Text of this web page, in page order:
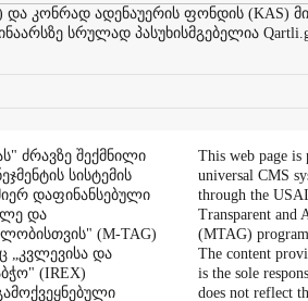
კონრად ადენაუერის ფონდის (KAS)
სრულად პასუხისმგებელია
ძრავზე შექმნილი
სისტემის
დაფინანსებული
და
(M-TAG)
„კვლევისა და
(IREX)
This web page is
universal CMS
through the
Transparent and
(MTAG)
The content
is the sole
does not reflect